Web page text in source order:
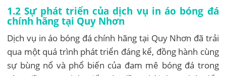
1.2 Sự phát triển của dịch vụ in áo bóng đá
chính hãng tại Quy Nhơn
Dịch vụ in áo bóng đá chính hãng tại Quy Nhơn đã trải
qua một quá trình phát triển đáng kể, đồng hành cùng
sự bùng nổ và phổ biến của đam mê bóng đá trong